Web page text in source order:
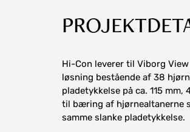
Hi-Con leverer til Viborg
løsning bestående af 38
pladetykkelse på ca. 115
til bæring af hjørnealtanerne
samme slanke pladetykkelse.